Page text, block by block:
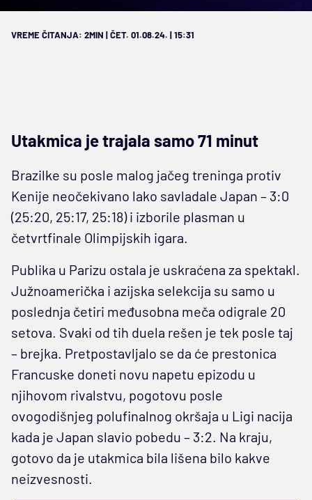
VREME ČITANJA: 2MIN | ČET. 01.08.24. | 15:31
Utakmica je trajala samo 71 minut
Brazilke su posle malog jačeg treninga protiv
Kenije neočekivano lako savladale Japan – 3:0
(25:20, 25:17, 25:18) i izborile plasman u
četvrtfinale Olimpijskih igara.
Publika u Parizu ostala je uskraćena za spektakl.
Južnoamerička i azijska selekcija su samo u
poslednja četiri međusobna meča odigrale 20
setova. Svaki od tih duela rešen je tek posle taj
– brejka. Pretpostavljalo se da će prestonica
Francuske doneti novu napetu epizodu u
njihovom rivalstvu, pogotovu posle
ovogodišnjeg polufinalnog okršaja u Ligi nacija
kada je Japan slavio pobedu – 3:2. Na kraju,
gotovo da je utakmica bila lišena bilo kakve
neizvesnosti.